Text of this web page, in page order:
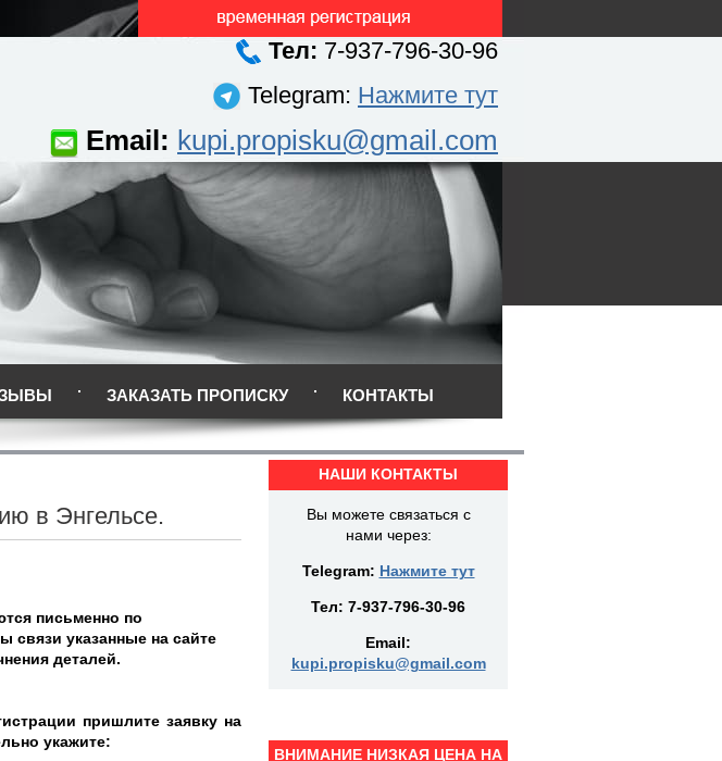
Тел: 7-937-796-30-96
Telegram: Нажмите тут
Email: kupi.propisku@gmail.com
ЗАКАЗАТЬ ПРОПИСКУ КОНТАКТЫ
в Энгельсе.
письменно по
связи указанные на сайте
деталей.
пришлите заявку на
укажите:
НАШИ КОНТАКТЫ
Вы можете связаться с
нами через:
Telegram: Нажмите тут
Тел: 7-937-796-30-96
Email:
kupi.propisku@gmail.com
ВНИМАНИЕ НИЗКАЯ ЦЕНА НА